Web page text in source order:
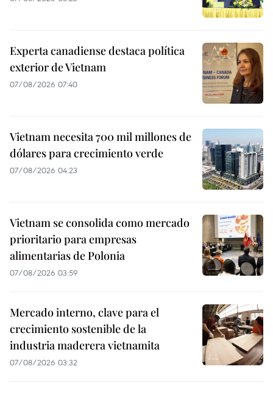
Experta canadiense destaca política
exterior de Vietnam
07/08/2026 07:40
Vietnam necesita 700 mil millones de
dólares para crecimiento verde
07/08/2026 04:23
Vietnam se consolida como mercado
prioritario para empresas
alimentarias de Polonia
07/08/2026 03:59
Mercado interno, clave para el
crecimiento sostenible de la
industria maderera vietnamita
07/08/2026 03:32